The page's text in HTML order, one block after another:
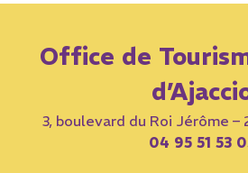
Office de
3, boulevard du Roi Jérôme –
04 95 51 53